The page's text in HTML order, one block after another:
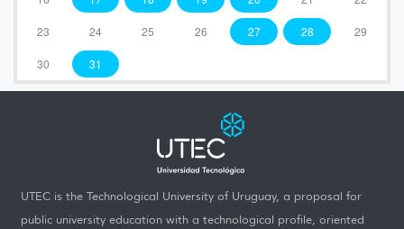
23 24 25 26 27 28 29
30 31
UTEC is the Technological University of Uruguay, a proposal for
public university education with a technological profile, oriented